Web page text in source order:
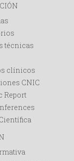
técnicas
clínicos
CNIC
Report